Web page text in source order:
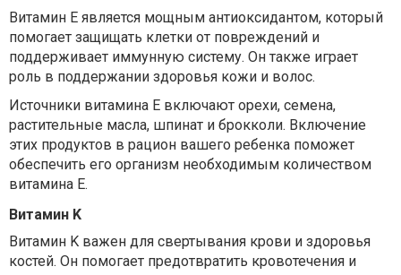
Витамин E является мощным антиоксидантом, который
помогает защищать клетки от повреждений и
поддерживает иммунную систему. Он также играет
роль в поддержании здоровья кожи и волос.
Источники витамина E включают орехи, семена,
растительные масла, шпинат и брокколи. Включение
этих продуктов в рацион вашего ребенка поможет
обеспечить его организм необходимым количеством
витамина E.
Витамин K
Витамин K важен для свертывания крови и здоровья
костей. Он помогает предотвратить кровотечения и